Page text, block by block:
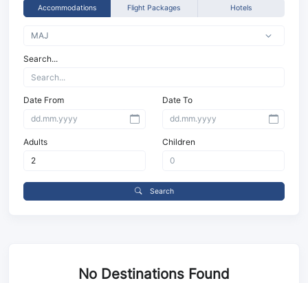
Accommodations Flight Packages Hotels
Search...
Date From Date To
Adults Children
Search
No Destinations Found